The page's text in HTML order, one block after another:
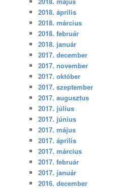
2018. április
2018. március
2018. február
2018. január
2017. december
2017. november
2017. október
2017. szeptember
2017. augusztus
2017. július
2017. június
2017. május
2017. április
2017. március
2017. február
2017. január
2016. december